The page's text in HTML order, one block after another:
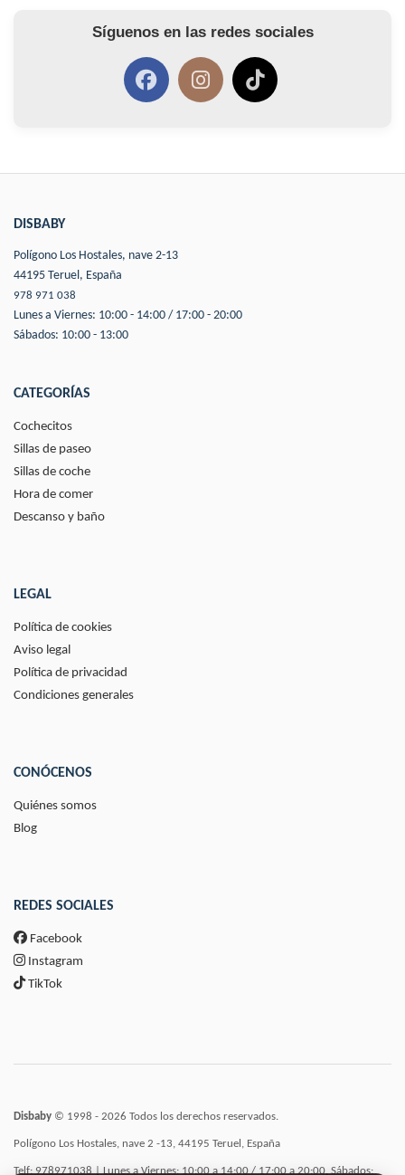
Síguenos en las redes sociales
DISBABY
Polígono Los Hostales, nave 2-13
44195 Teruel, España
978 971 038
Lunes a Viernes: 10:00 - 14:00 / 17:00 - 20:00
Sábados: 10:00 - 13:00
CATEGORÍAS
Cochecitos
Sillas de paseo
Sillas de coche
Hora de comer
Descanso y baño
LEGAL
Política de cookies
Aviso legal
Política de privacidad
Condiciones generales
CONÓCENOS
Quiénes somos
Blog
REDES SOCIALES
Facebook
Instagram
TikTok
Disbaby © 1998 - 2026 Todos los derechos reservados.
Polígono Los Hostales, nave 2 -13, 44195 Teruel, España
Telf: 978971038 | Lunes a Viernes: 10:00 a 14:00 / 17:00 a 20:00, Sábados: